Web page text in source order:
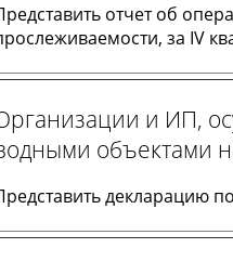
отчет об
за IV
и ИП,
объектами
декларацию